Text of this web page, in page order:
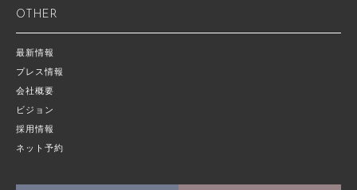
OTHER
最新情報
プレス情報
会社概要
ビジョン
採用情報
ネット予約